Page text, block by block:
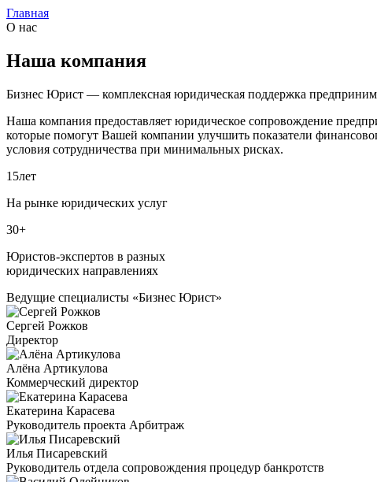
Главная
О нас
Наша компания
Бизнес Юрист — комплексная юридическая поддержка
Наша компания предоставляет юридическое сопровождение
которые помогут Вашей компании улучшить показатели
условия сотрудничества при минимальных рисках.
15лет
На рынке юридических услуг
30+
Юристов-экспертов в разных
юридических направлениях
Ведущие специалисты «Бизнес Юрист»
Сергей Рожков
Директор
Алёна Артикулова
Коммерческий директор
Екатерина Карасева
Руководитель проекта Арбитраж
Илья Писаревский
Руководитель отдела сопровождения процедур банкротств